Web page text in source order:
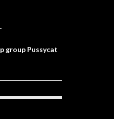
-
group Pussycat